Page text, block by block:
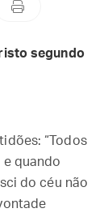
segundo
“Todos
e quando
do céu não